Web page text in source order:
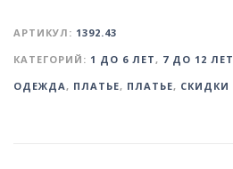
АРТИКУЛ: 1392.43
КАТЕГОРИЙ: 1 ДО 6 ЛЕТ, 7 ДО 12 ЛЕТ
ОДЕЖДА, ПЛАТЬЕ, ПЛАТЬЕ, СКИДКИ